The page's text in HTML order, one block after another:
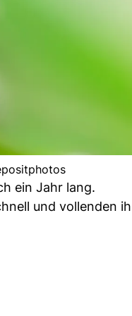
ein Jahr lang.
und vollenden